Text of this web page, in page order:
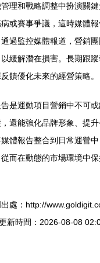
理和戰略調整中扮演關
或賽事爭議，這時媒體
過監控媒體報道，營銷
緩解潛在損害。長期跟
饋優化未來的經營策略。
是運動項目營銷中不可
還能強化品牌形象、提
體報告整合到日常運營
而在動態的市場環境中保
處：http://
新時間：2026-08-08